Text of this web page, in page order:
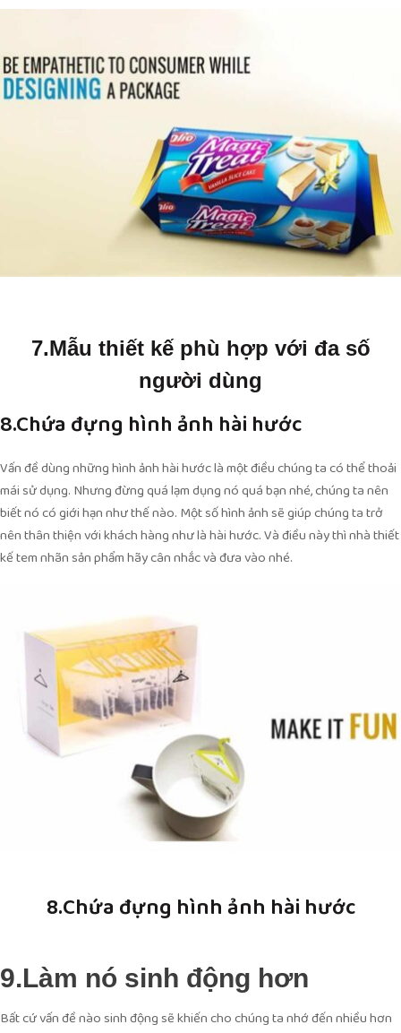
7.Mẫu thiết kế phù hợp với đa số
người dùng
8.Chứa đựng hình ảnh hài hước
Vấn đề dùng những hình ảnh hài hước là một điều chúng ta có thể thoải
mái sử dụng. Nhưng đừng quá lạm dụng nó quá bạn nhé, chúng ta nên
biết nó có giới hạn như thế nào. Một số hình ảnh sẽ giúp chúng ta trở
nên thân thiện với khách hàng như là hài hước. Và điều này thì nhà thiết
kế tem nhãn sản phẩm hãy cân nhắc và đưa vào nhé.
8.Chứa đựng hình ảnh hài hước
9.Làm nó sinh động hơn
Bất cứ vấn đề nào sinh động sẽ khiến cho chúng ta nhớ đến nhiều hơn